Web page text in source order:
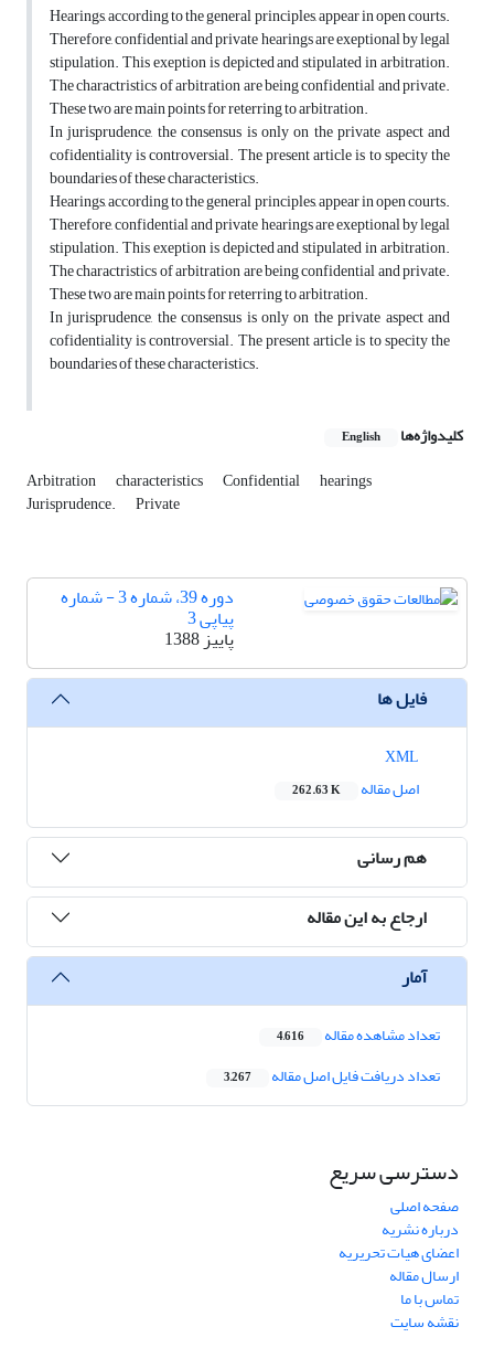
Hearings, according to the general principles, appear in open courts.
Therefore, confidential and private hearings are exeptional by legal
stipulation. This exeption is depicted and stipulated in arbitration.
The charactristics of arbitration are being confidential and private.
These two are main points for reterring to arbitration.
In jurisprudence, the consensus is only on the private aspect and
cofidentiality is controversial. The present article is to specity the
boundaries of these characteristics.
Hearings, according to the general principles, appear in open courts.
Therefore, confidential and private hearings are exeptional by legal
stipulation. This exeption is depicted and stipulated in arbitration.
The charactristics of arbitration are being confidential and private.
These two are main points for reterring to arbitration.
In jurisprudence, the consensus is only on the private aspect and
cofidentiality is controversial. The present article is to specity the
boundaries of these characteristics.
کلیدواژه‌ها English
Arbitration characteristics Confidential hearings
Jurisprudence. Private
دوره 39، شماره 3 - شماره
پیاپی 3
پاییز 1388
فایل ها
اصل مقاله
262.63 K
هم رسانی
ارجاع به این مقاله
آمار
تعداد مشاهده مقاله 4,616
تعداد دریافت فایل اصل مقاله 3,267
دسترسی سریع
صفحه اصلی
درباره نشریه
اعضای هیات تحریریه
ارسال مقاله
تماس با ما
نقشه سایت